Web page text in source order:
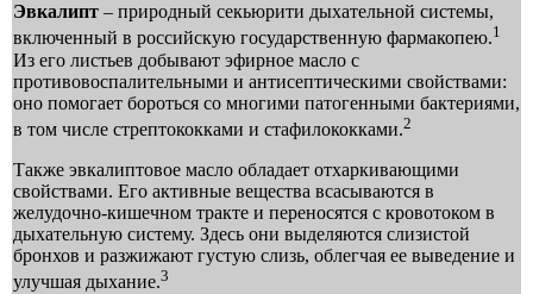
Эвкалипт – природный секьюрити дыхательной системы,
включенный в российскую государственную фармакопею.1
Из его листьев добывают эфирное масло с
противовоспалительными и антисептическими свойствами:
оно помогает бороться со многими патогенными бактериями,
в том числе стрептококками и стафилококками.2
Также эвкалиптовое масло обладает отхаркивающими
свойствами. Его активные вещества всасываются в
желудочно-кишечном тракте и переносятся с кровотоком в
дыхательную систему. Здесь они выделяются слизистой
бронхов и разжижают густую слизь, облегчая ее выведение и
улучшая дыхание.3